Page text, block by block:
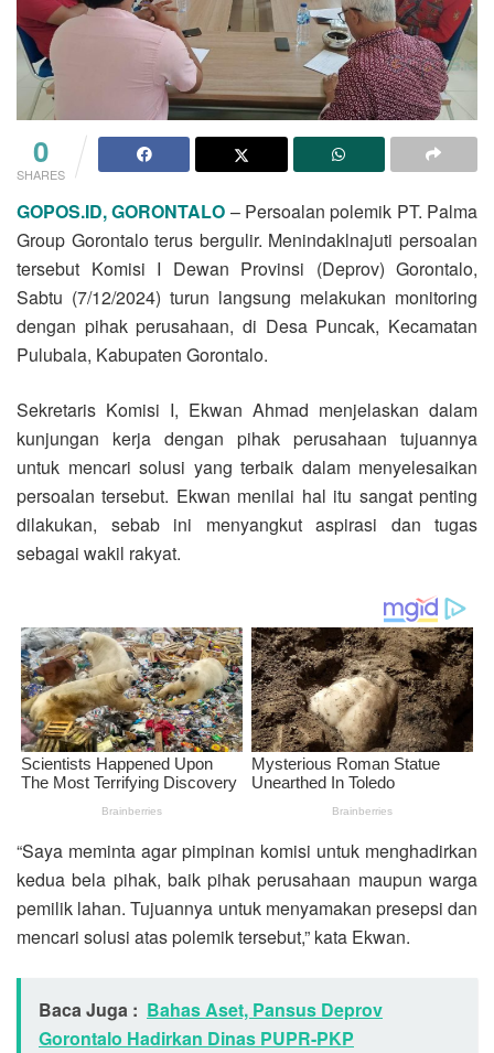
0
SHARES
GOPOS.ID, GORONTALO – Persoalan polemik PT. Palma
Group Gorontalo terus bergulir. Menindaklnajuti persoalan
tersebut Komisi I Dewan Provinsi (Deprov) Gorontalo,
Sabtu (7/12/2024) turun langsung melakukan monitoring
dengan pihak perusahaan, di Desa Puncak, Kecamatan
Pulubala, Kabupaten Gorontalo.
Sekretaris Komisi I, Ekwan Ahmad menjelaskan dalam
kunjungan kerja dengan pihak perusahaan tujuannya
untuk mencari solusi yang terbaik dalam menyelesaikan
persoalan tersebut. Ekwan menilai hal itu sangat penting
dilakukan, sebab ini menyangkut aspirasi dan tugas
sebagai wakil rakyat.
“Saya meminta agar pimpinan komisi untuk menghadirkan
kedua bela pihak, baik pihak perusahaan maupun warga
pemilik lahan. Tujuannya untuk menyamakan presepsi dan
mencari solusi atas polemik tersebut,” kata Ekwan.
Baca Juga : Bahas Aset, Pansus Deprov
Gorontalo Hadirkan Dinas PUPR-PKP